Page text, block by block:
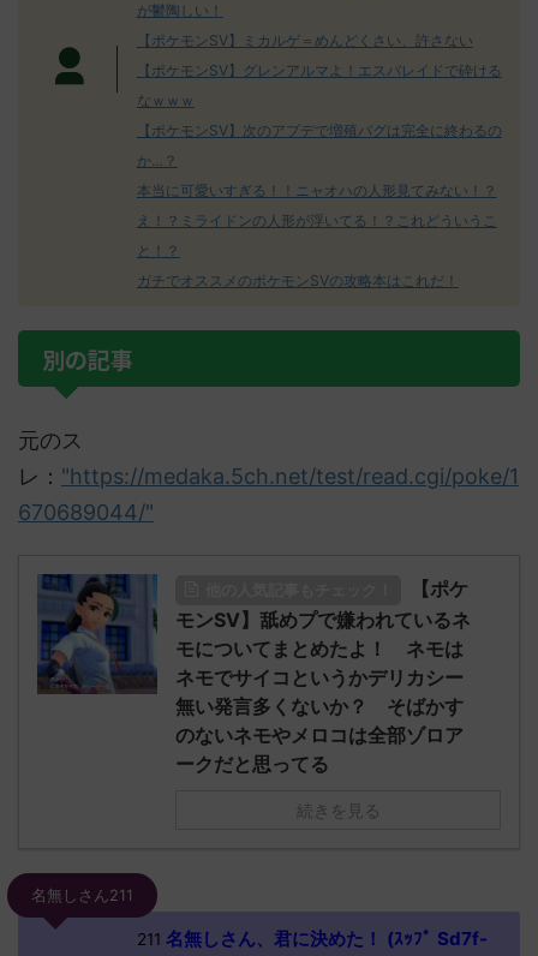
が鬱陶しい！
【ポケモンSV】ミカルゲ＝めんどくさい、許さない
【ポケモンSV】グレンアルマよ！エスバレイドで砕ける
なｗｗｗ
【ポケモンSV】次のアプデで増殖バグは完全に終わるの
か…？
本当に可愛いすぎる！！ニャオハの人形見てみない！？
え！？ミライドンの人形が浮いてる！？これどういうこ
と！？
ガチでオススメのポケモンSVの攻略本はこれだ！
別の記事
元のス
レ： "https://medaka.5ch.net/test/read.cgi/poke/1
670689044/"
【ポケ
モンSV】舐めプで嫌われているネ
モについてまとめたよ！ ネモは
ネモでサイコというかデリカシー
無い発言多くないか？ そばかす
のないネモやメロコは全部ゾロア
ークだと思ってる
続きを見る
名無しさん211
211 名無しさん、君に決めた！ (ｽｯﾌﾟ Sd7f-